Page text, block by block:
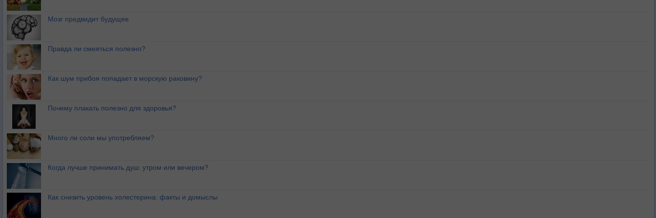
Мозг предвидит будущее
Правда ли смеяться полезно?
Как шум прибоя попадает в морскую раковину?
Почему плакать полезно для здоровья?
Много ли соли мы употребляем?
Когда лучше принимать душ: утром или вечером?
Как снизить уровень холестерина: факты и домыслы